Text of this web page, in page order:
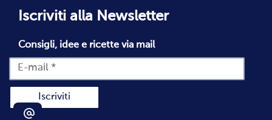
Iscriviti alla Newsletter
Consigli, idee e ricette via mail
Iscriviti